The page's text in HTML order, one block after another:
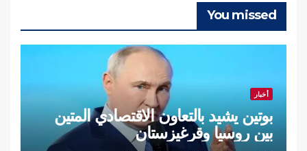
You missed
أخبار
بوتين يشيد بالتعاون الاقتصادي المتين
بين روسيا وقرغيزستان